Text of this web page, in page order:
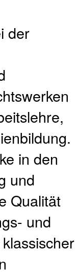
der
in den
und
Qualität
und